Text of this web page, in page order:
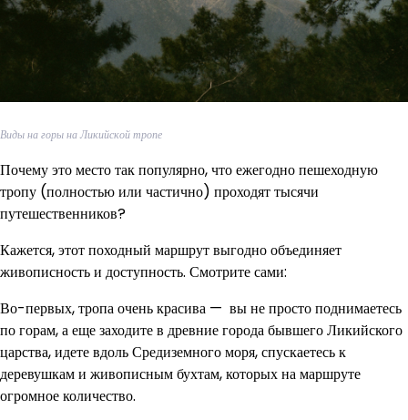
Виды на горы на Ликийской тропе
Почему это место так популярно, что ежегодно пешеходную
тропу (полностью или частично) проходят тысячи
путешественников?
Кажется, этот походный маршрут выгодно объединяет
живописность и доступность. Смотрите сами:
Во-первых, тропа очень красива — вы не просто поднимаетесь
по горам, а еще заходите в древние города бывшего Ликийского
царства, идете вдоль Средиземного моря, спускаетесь к
деревушкам и живописным бухтам, которых на маршруте
огромное количество.